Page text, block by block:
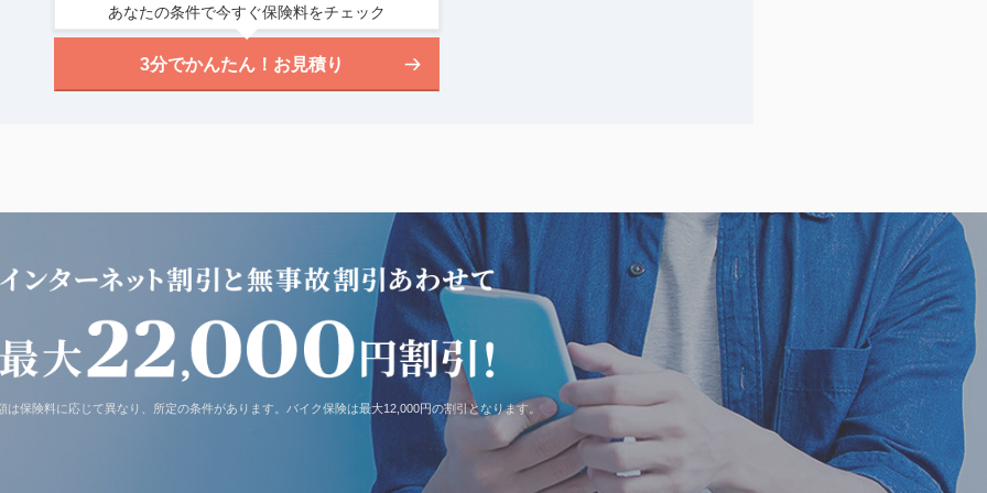
3分でかんたん！お見積り
あなたの条件で今すぐ保険料をチェック
は保険料に応じて異なり、所定の条件があります。バイク保険は最大12,000円の割引となります。